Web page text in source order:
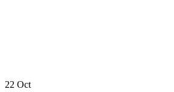
22 Oct